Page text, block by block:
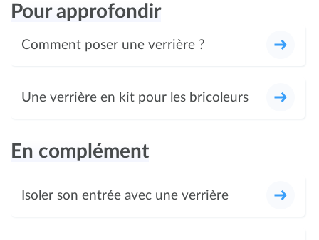
Pour approfondir
Comment poser une verrière ?
Une verrière en kit pour les bricoleurs
En complément
Isoler son entrée avec une verrière